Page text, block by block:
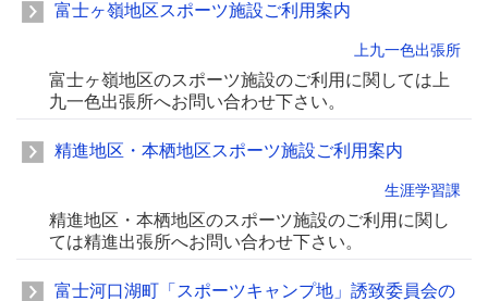
富士ヶ嶺地区スポーツ施設ご利用案内
上九一色出張所
富士ヶ嶺地区のスポーツ施設のご利用に関しては上
九一色出張所へお問い合わせ下さい。
精進地区・本栖地区スポーツ施設ご利用案内
生涯学習課
精進地区・本栖地区のスポーツ施設のご利用に関し
ては精進出張所へお問い合わせ下さい。
富士河口湖町「スポーツキャンプ地」誘致委員会の